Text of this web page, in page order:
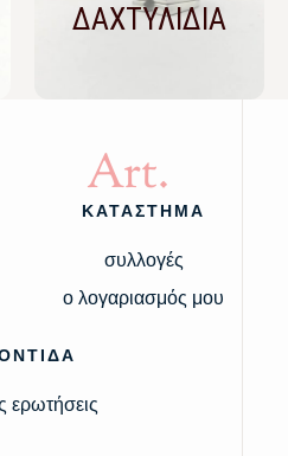
ΔΑΧΤΥΛΙΔΙΑ
Art.
ΚΑΤΑΣΤΗΜΑ
συλλογές
ο λογαριασμός μου
ερωτήσεις